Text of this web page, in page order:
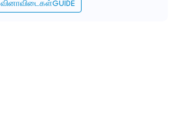
வினாவிடைகள்GUIDE